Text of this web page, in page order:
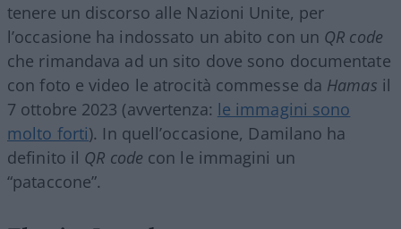
tenere un discorso alle Nazioni Unite, per
l’occasione ha indossato un abito con un QR code
che rimandava ad un sito dove sono documentate
con foto e video le atrocità commesse da Hamas il
7 ottobre 2023 (avvertenza: le immagini sono
molto forti). In quell’occasione, Damilano ha
definito il QR code con le immagini un
“pataccone”.